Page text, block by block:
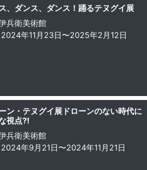
、ダンス、ダンス！踊るテヌグイ展
兵衛美術館
2024年11月23日〜2025年2月12日
ン・テヌグイ展ドローンのない時代に
視点⁈
兵衛美術館
2024年9月21日〜2024年11月21日